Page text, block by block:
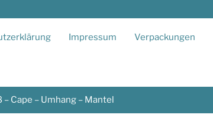
Impressum Verpackungen
Cape – Umhang – Mantel